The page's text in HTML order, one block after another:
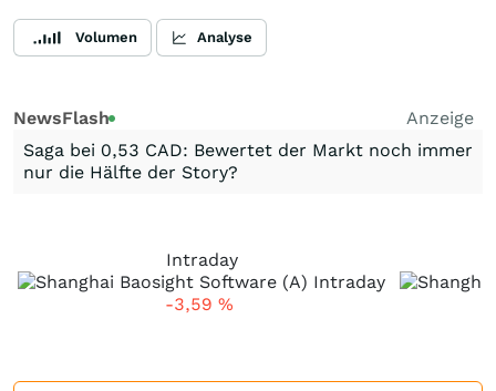
Volumen Analyse
NewsFlash
Anzeige
Saga bei 0,53 CAD: Bewertet der Markt noch immer
nur die Hälfte der Story?
Intraday
-3,59 %